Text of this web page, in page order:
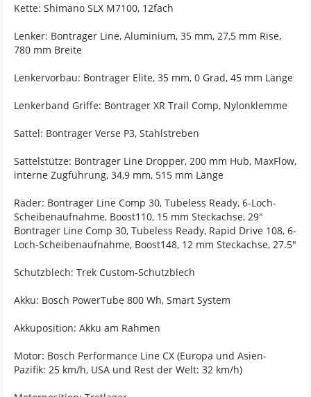
Kette: Shimano SLX M7100, 12fach
Lenker: Bontrager Line, Aluminium, 35 mm, 27,5 mm Rise,
780 mm Breite
Lenkervorbau: Bontrager Elite, 35 mm, 0 Grad, 45 mm Länge
Lenkerband Griffe: Bontrager XR Trail Comp, Nylonklemme
Sattel: Bontrager Verse P3, Stahlstreben
Sattelstütze: Bontrager Line Dropper, 200 mm Hub, MaxFlow,
interne Zugführung, 34,9 mm, 515 mm Länge
Räder: Bontrager Line Comp 30, Tubeless Ready, 6-Loch-
Scheibenaufnahme, Boost110, 15 mm Steckachse, 29"
Bontrager Line Comp 30, Tubeless Ready, Rapid Drive 108, 6-
Loch-Scheibenaufnahme, Boost148, 12 mm Steckachse, 27.5"
Schutzblech: Trek Custom-Schutzblech
Akku: Bosch PowerTube 800 Wh, Smart System
Akkuposition: Akku am Rahmen
Motor: Bosch Performance Line CX (Europa und Asien-
Pazifik: 25 km/h, USA und Rest der Welt: 32 km/h)